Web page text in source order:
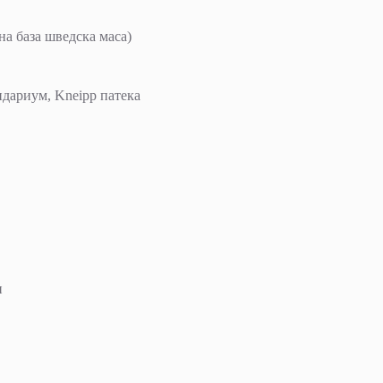
база шведска маса)
Kneipp патека